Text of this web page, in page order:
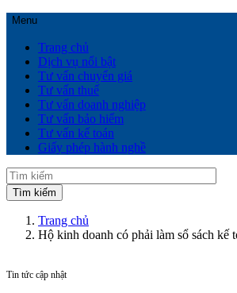
Menu
Trang chủ
Dịch vụ nổi bật
Tư vấn chuyển giá
Tư vấn thuế
Tư vấn doanh nghiệp
Tư vấn bảo hiểm
Tư vấn kế toán
Giấy phép hành nghề
Trang chủ
Hộ kinh doanh có phải làm sổ sách kế
Tin tức cập nhật